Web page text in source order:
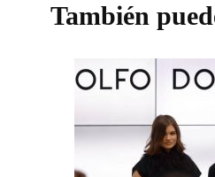
entradas
También